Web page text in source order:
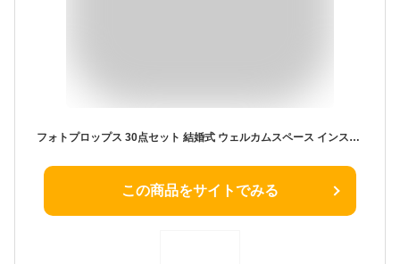
フォトプロップス 30点セット 結婚式 ウェルカムスペース インスタ映え パーティー ウェディング ブライダル フォトスペース ハロウィン PK1
この商品をサイトでみる